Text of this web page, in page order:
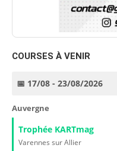
COURSES À VENIR
📅 17/08 - 23/08/2026
Auvergne
Trophée KARTmag
Varennes sur Allier